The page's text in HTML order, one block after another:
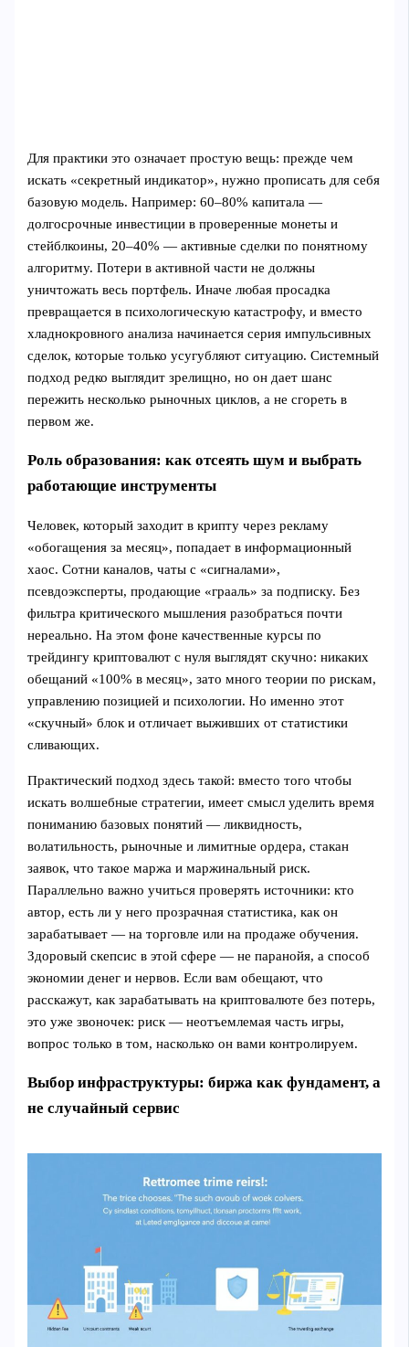
Для практики это означает простую вещь: прежде чем
искать «секретный индикатор», нужно прописать для себя
базовую модель. Например: 60–80% капитала —
долгосрочные инвестиции в проверенные монеты и
стейблкоины, 20–40% — активные сделки по понятному
алгоритму. Потери в активной части не должны
уничтожать весь портфель. Иначе любая просадка
превращается в психологическую катастрофу, и вместо
хладнокровного анализа начинается серия импульсивных
сделок, которые только усугубляют ситуацию. Системный
подход редко выглядит зрелищно, но он дает шанс
пережить несколько рыночных циклов, а не сгореть в
первом же.
Роль образования: как отсеять шум и выбрать
работающие инструменты
Человек, который заходит в крипту через рекламу
«обогащения за месяц», попадает в информационный
хаос. Сотни каналов, чаты с «сигналами»,
псевдоэксперты, продающие «грааль» за подписку. Без
фильтра критического мышления разобраться почти
нереально. На этом фоне качественные курсы по
трейдингу криптовалют с нуля выглядят скучно: никаких
обещаний «100% в месяц», зато много теории по рискам,
управлению позицией и психологии. Но именно этот
«скучный» блок и отличает выживших от статистики
сливающих.
Практический подход здесь такой: вместо того чтобы
искать волшебные стратегии, имеет смысл уделить время
пониманию базовых понятий — ликвидность,
волатильность, рыночные и лимитные ордера, стакан
заявок, что такое маржа и маржинальный риск.
Параллельно важно учиться проверять источники: кто
автор, есть ли у него прозрачная статистика, как он
зарабатывает — на торговле или на продаже обучения.
Здоровый скепсис в этой сфере — не паранойя, а способ
экономии денег и нервов. Если вам обещают, что
расскажут, как зарабатывать на криптовалюте без потерь,
это уже звоночек: риск — неотъемлемая часть игры,
вопрос только в том, насколько он вами контролируем.
Выбор инфраструктуры: биржа как фундамент, а
не случайный сервис